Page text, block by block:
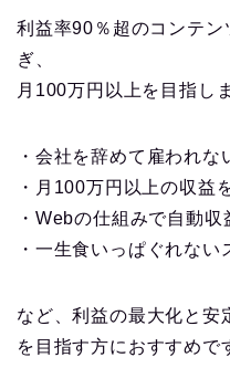
利益率90％超のコンテ
ぎ、
月100万円以上を目指し
・会社を辞めて雇われな
・月100万円以上の収益
・Webの仕組みで自動収
・一生食いっぱぐれない
など、利益の最大化と安
を目指す方におすすめで